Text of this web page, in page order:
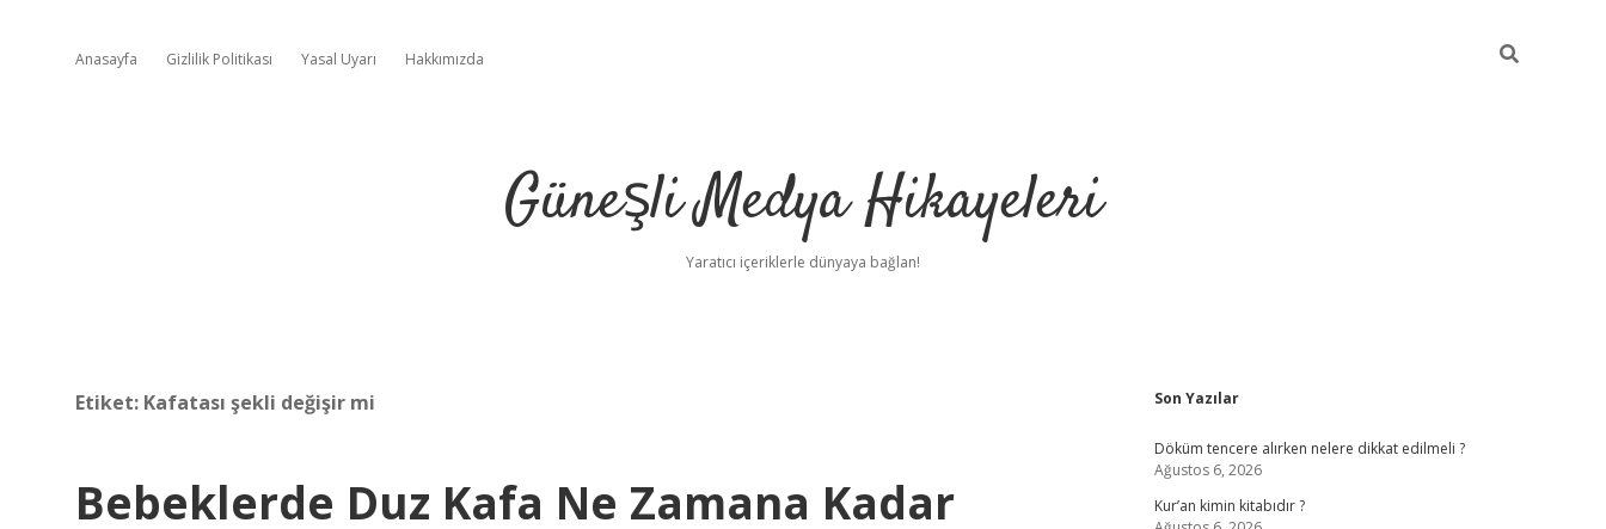
Anasayfa Gizlilik Politikası Yasal Uyarı Hakkımızda
Güneşli Medya Hikayeleri
Yaratıcı içeriklerle dünyaya bağlan!
Etiket: Kafatası şekli değişir mi
Bebeklerde Duz Kafa Ne Zamana Kadar
Sidebar
Son Yazılar
Döküm tencere alırken nelere dikkat edilmeli ?
Ağustos 6, 2026
Kur’an kimin kitabıdır ?